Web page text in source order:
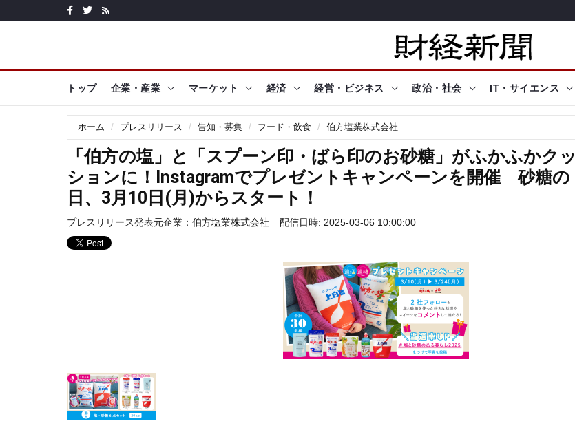
トップ 企業・産業 マーケット 経済 経営・ビジネス 政治・社会 IT・サイエンス
ホーム プレスリリース 告知・募集 フード・飲食 伯方塩業株式会社
「伯方の塩」と「スプーン印・ばら印のお砂糖」がふかふかクッ
ションに！Instagramでプレゼントキャンペーンを開催 砂糖の
日、3月10日(月)からスタート！
プレスリリース発表元企業： 伯方塩業株式会社 配信日時: 2025-03-06 10:00:00